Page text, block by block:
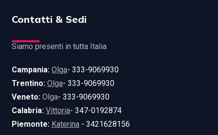
Contatti & Sedi
Siamo presenti in tutta Italia
Campania: Olga- 333-9069930
Trentino: Olga- 333-9069930
Veneto: Olga- 333-9069930
Calabria: Vittoria- 347-0192874
Piemonte: Katerina - 3421628156